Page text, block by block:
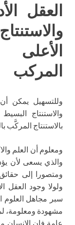
العقل
الأعلى
المركب
وللتسهيل يمكن أن
والاستنتاج البسيط
بالاستنتاج المركَّب
ومعلوم أن العلم
والذي يسعى لأن
ومتصورا إلى
ولولا وجود العقل
سبر مجاهل العلوم
مشهودة ومعلومة،
عامة فإن